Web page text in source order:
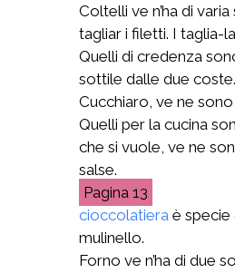
Coltelli ve n’ha di
tagliar i filetti. I taglia-
Quelli di credenza
sottile dalle due coste.
Cucchiaro, ve ne
Quelli per la cucina
che si vuole, ve ne
salse.
13
cioccolatiera è specie
mulinello.
Forno ve n’ha di due